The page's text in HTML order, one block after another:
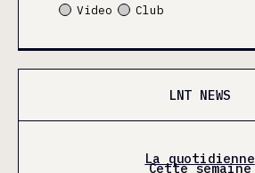
Video
Club
LNT NEWS
La quotidienne
Cette semaine